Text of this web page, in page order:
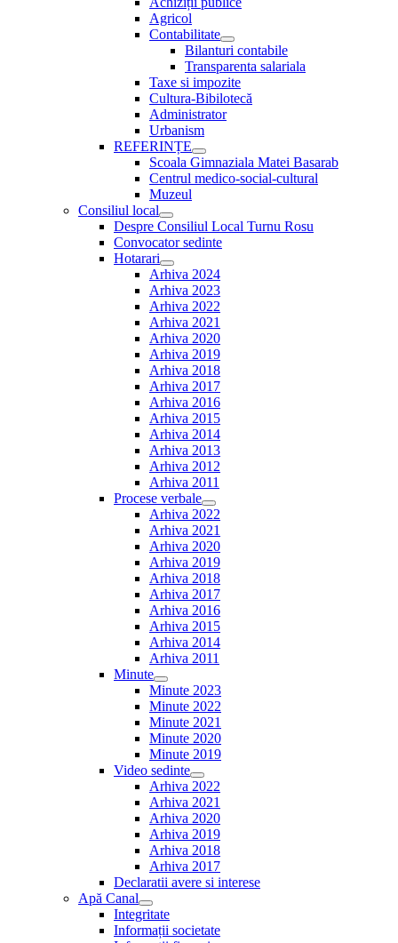
Agricol
Contabilitate
Show
sub
menu
Bilanturi contabile
Transparenta salariala
Taxe si impozite
Cultura-Bibilotecă
Administrator
Urbanism
REFERINȚE
Show
sub
menu
Scoala Gimnaziala Matei Basarab
Centrul medico-social-cultural
Muzeul
Consiliul local
Show
sub
menu
Despre Consiliul Local Turnu Rosu
Convocator sedinte
Hotarari
Show
sub
menu
Arhiva 2024
Arhiva 2023
Arhiva 2022
Arhiva 2021
Arhiva 2020
Arhiva 2019
Arhiva 2018
Arhiva 2017
Arhiva 2016
Arhiva 2015
Arhiva 2014
Arhiva 2013
Arhiva 2012
Arhiva 2011
Procese verbale
Show
sub
menu
Arhiva 2022
Arhiva 2021
Arhiva 2020
Arhiva 2019
Arhiva 2018
Arhiva 2017
Arhiva 2016
Arhiva 2015
Arhiva 2014
Arhiva 2011
Minute
Show
sub
menu
Minute 2023
Minute 2022
Minute 2021
Minute 2020
Minute 2019
Video sedinte
Show
sub
menu
Arhiva 2022
Arhiva 2021
Arhiva 2020
Arhiva 2019
Arhiva 2018
Arhiva 2017
Declaratii avere si interese
Apă Canal
Show
sub
menu
Integritate
Informații societate